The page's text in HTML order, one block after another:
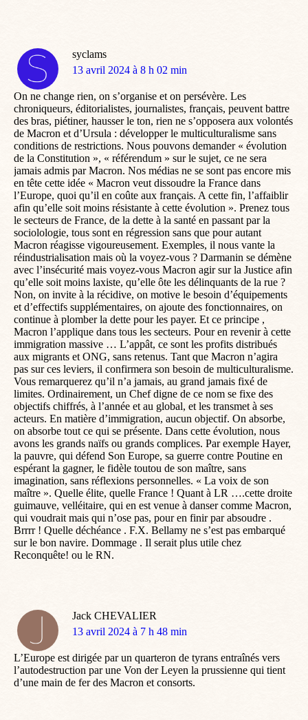
syclams
dit
13 avril 2024 à 8 h 02 min
On ne change rien, on s’organise et on persévère. Les
chroniqueurs, éditorialistes, journalistes, français, peuvent battre
des bras, piétiner, hausser le ton, rien ne s’opposera aux volontés
de Macron et d’Ursula : développer le multiculturalisme sans
conditions de restrictions. Nous pouvons demander « évolution
de la Constitution », « référendum » sur le sujet, ce ne sera
jamais admis par Macron. Nos médias ne se sont pas encore mis
en tête cette idée « Macron veut dissoudre la France dans
l’Europe, quoi qu’il en coûte aux français. A cette fin, l’affaiblir
afin qu’elle soit moins résistante à cette évolution ». Prenez tous
le secteurs de France, de la dette à la santé en passant par la
sociolologie, tous sont en régression sans que pour autant
Macron réagisse vigoureusement. Exemples, il nous vante la
réindustrialisation mais où la voyez-vous ? Darmanin se démène
avec l’insécurité mais voyez-vous Macron agir sur la Justice afin
qu’elle soit moins laxiste, qu’elle ôte les délinquants de la rue ?
Non, on invite à la récidive, on motive le besoin d’équipements
et d’effectifs supplémentaires, on ajoute des fonctionnaires, on
continue à plomber la dette pour les payer. Et ce principe ,
Macron l’applique dans tous les secteurs. Pour en revenir à cette
immigration massive … L’appât, ce sont les profits distribués
aux migrants et ONG, sans retenus. Tant que Macron n’agira
pas sur ces leviers, il confirmera son besoin de multiculturalisme.
Vous remarquerez qu’il n’a jamais, au grand jamais fixé de
limites. Ordinairement, un Chef digne de ce nom se fixe des
objectifs chiffrés, à l’année et au global, et les transmet à ses
acteurs. En matière d’immigration, aucun objectif. On absorbe,
on absorbe tout ce qui se présente. Dans cette évolution, nous
avons les grands naïfs ou grands complices. Par exemple Hayer,
la pauvre, qui défend Son Europe, sa guerre contre Poutine en
espérant la gagner, le fidèle toutou de son maître, sans
imagination, sans réflexions personnelles. « La voix de son
maître ». Quelle élite, quelle France ! Quant à LR ….cette droite
guimauve, velléitaire, qui en est venue à danser comme Macron,
qui voudrait mais qui n’ose pas, pour en finir par absoudre .
Brrrr ! Quelle déchéance . F.X. Bellamy ne s’est pas embarqué
sur le bon navire. Dommage . Il serait plus utile chez
Reconquête! ou le RN.
Jack CHEVALIER
dit
13 avril 2024 à 7 h 48 min
L’Europe est dirigée par un quarteron de tyrans entraînés vers
l’autodestruction par une Von der Leyen la prussienne qui tient
d’une main de fer des Macron et consorts.